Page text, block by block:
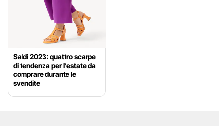
Saldi 2023: quattro scarpe
di tendenza per l’estate da
comprare durante le
svendite